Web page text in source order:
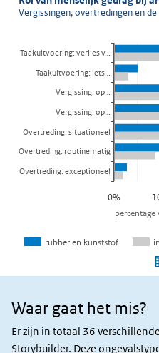
Waar gaat het mis?
Er zijn in totaal 36
Storybuilder. Deze